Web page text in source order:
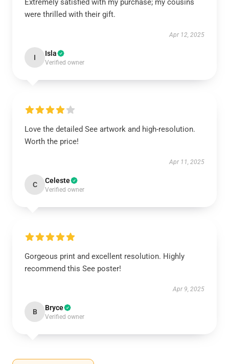
Extremely satisfied with my purchase; my cousins
were thrilled with their gift.
Apr 12, 2025
I Isla
Verified owner
Love the detailed See artwork and high-resolution.
Worth the price!
Apr 11, 2025
C Celeste
Verified owner
Gorgeous print and excellent resolution. Highly
recommend this See poster!
Apr 9, 2025
B Bryce
Verified owner